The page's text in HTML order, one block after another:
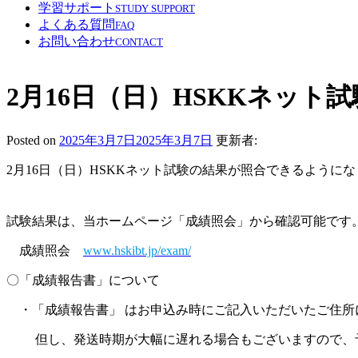
学習サポート STUDY SUPPORT
よくある質問FAQ
お問い合わせCONTACT
2月16日（日）HSKKネット
Posted on 2025年3月7日 2025年3月7日 更新者:
2月16日（日）HSKKネット試験の結果が照合できるように
試験結果は、当ホームページ「成績照会」から確認可能です
成績照会 www.hskibt.jp/exam/
〇「成績報告書」について
・「成績報告書」 はお申込み時にご記入いただいたご住所
但し、発送時期が大幅に遅れる場合もございますので、